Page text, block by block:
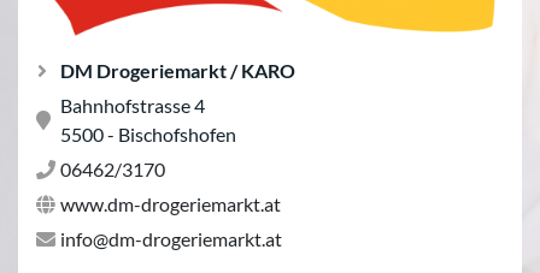
DM Drogeriemarkt / KARO
Bahnhofstrasse 4
5500 - Bischofshofen
06462/3170
www.dm-drogeriemarkt.at
info@dm-drogeriemarkt.at